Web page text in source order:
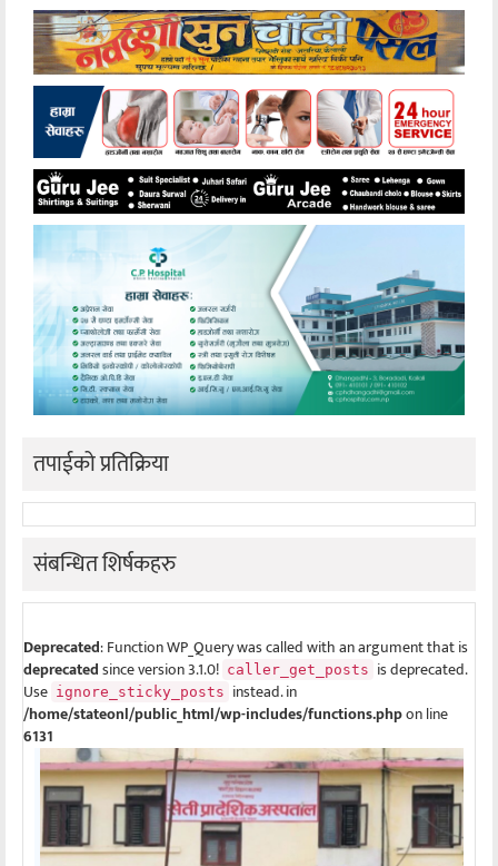
तपाईको प्रतिक्रिया
संबन्धित शिर्षकहरु
Deprecated: Function WP_Query was called with an argument that is
deprecatedsince version 3.1.0! caller_get_posts is deprecated.
Use ignore_sticky_posts instead. in
/home/stateonl/public_html/wp-includes/functions.phpon line
6131